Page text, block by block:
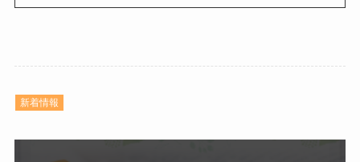
新着情報